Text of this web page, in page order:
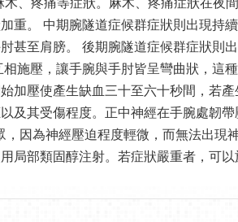
、疼痛等症狀。麻木、疼痛症狀在
重。 中期腕隧道症候群症狀則出現
甚至肩膀。 後期腕隧道症候群症狀
施壓，讓手腕與手肘皆呈彎曲狀，這
加壓使產生缺血三十至六十秒間，若
及其受傷程度。正中神經在手腕處韌
因為神經壓迫程度輕微，而無法出現
局部類固醇注射。若症狀嚴重者，可以